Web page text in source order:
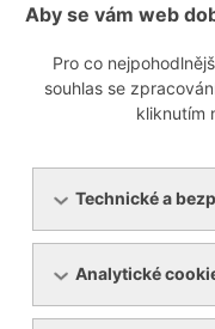
Informace o
Váš telefon:
Aby se vám web
Pro co
souhlas se
kliknutím
Technické a
Analytické